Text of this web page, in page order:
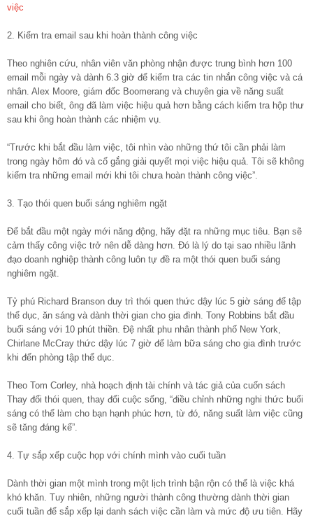
việc
2. Kiểm tra email sau khi hoàn thành công việc
Theo nghiên cứu, nhân viên văn phòng nhận được trung bình hơn 100
email mỗi ngày và dành 6.3 giờ để kiểm tra các tin nhắn công việc và cá
nhân. Alex Moore, giám đốc Boomerang và chuyên gia về năng suất
email cho biết, ông đã làm việc hiệu quả hơn bằng cách kiểm tra hộp thư
sau khi ông hoàn thành các nhiệm vụ.
“Trước khi bắt đầu làm việc, tôi nhìn vào những thứ tôi cần phải làm
trong ngày hôm đó và cố gắng giải quyết mọi việc hiệu quả. Tôi sẽ không
kiểm tra những email mới khi tôi chưa hoàn thành công việc”.
3. Tạo thói quen buổi sáng nghiêm ngặt
Để bắt đầu một ngày mới năng động, hãy đặt ra những mục tiêu. Bạn sẽ
cảm thấy công việc trở nên dễ dàng hơn. Đó là lý do tại sao nhiều lãnh
đạo doanh nghiệp thành công luôn tự đề ra một thói quen buổi sáng
nghiêm ngặt.
Tỷ phú Richard Branson duy trì thói quen thức dậy lúc 5 giờ sáng để tập
thể dục, ăn sáng và dành thời gian cho gia đình. Tony Robbins bắt đầu
buổi sáng với 10 phút thiền. Đệ nhất phu nhân thành phố New York,
Chirlane McCray thức dậy lúc 7 giờ để làm bữa sáng cho gia đình trước
khi đến phòng tập thể dục.
Theo Tom Corley, nhà hoạch định tài chính và tác giả của cuốn sách
Thay đổi thói quen, thay đổi cuộc sống, “điều chỉnh những nghi thức buổi
sáng có thể làm cho bạn hạnh phúc hơn, từ đó, năng suất làm việc cũng
sẽ tăng đáng kể”.
4. Tự sắp xếp cuộc họp với chính mình vào cuối tuần
Dành thời gian một mình trong một lịch trình bận rộn có thể là việc khá
khó khăn. Tuy nhiên, những người thành công thường dành thời gian
cuối tuần để sắp xếp lại danh sách việc cần làm và mức độ ưu tiên. Hãy